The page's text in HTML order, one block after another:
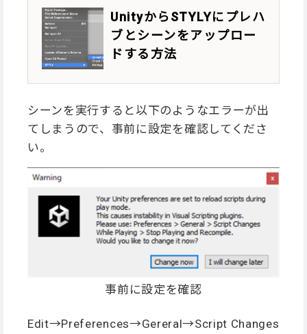
UnityからSTYLYにプレハ
ブとシーンをアップロー
ドする方法
シーンを実行すると以下のようなエラーが出
てしまうので、事前に設定を確認してくださ
い。
事前に設定を確認
Edit→Preferences→Gereral→Script Changes